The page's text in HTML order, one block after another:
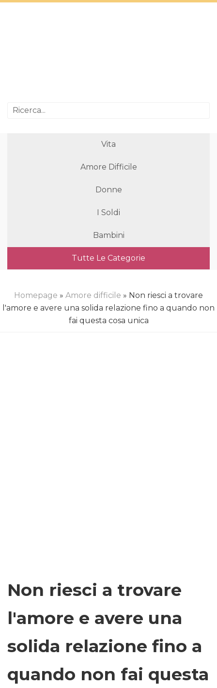
Vita
Amore Difficile
Donne
I Soldi
Bambini
Tutte Le Categorie
Homepage » Amore difficile » Non riesci a trovare
l'amore e avere una solida relazione fino a quando non
fai questa cosa unica
Non riesci a trovare
l'amore e avere una
solida relazione fino a
quando non fai questa